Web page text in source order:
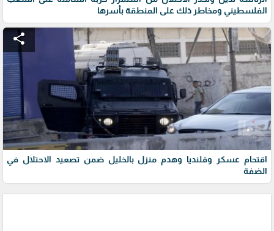
الفلسطيني ومخاطر ذلك على المنطقة بأسرها
share
اقتحام عسكر وقلنديا وهدم منزل بالخليل ضمن تصعيد الاحتلال في
الضفة